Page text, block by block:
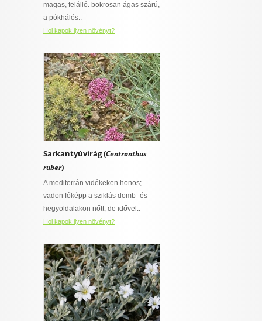
magas, felálló. bokrosan ágas szárú,
a pókhálós..
Hol kapok ilyen növényt?
Sarkantyúvirág (Centranthus
ruber)
A mediterrán vidékeken honos;
vadon főképp a sziklás domb- és
hegyoldalakon nőtt, de idővel..
Hol kapok ilyen növényt?